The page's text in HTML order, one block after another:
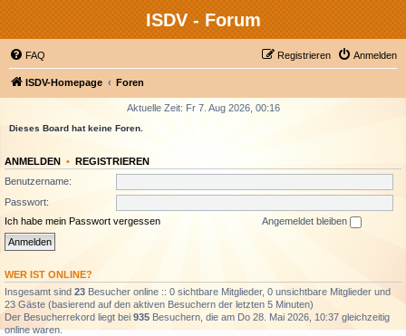
ISDV - Forum
FAQ Anmelden
Registrieren
ISDV-Homepage Foren
Aktuelle Zeit: Fr 7. Aug 2026, 00:16
Dieses Board hat keine Foren.
ANMELDEN • REGISTRIEREN
Benutzername:
Passwort:
Ich habe mein Passwort vergessen
Angemeldet bleiben
WER IST ONLINE?
Insgesamt sind 23 Besucher online :: 0 sichtbare Mitglieder, 0 unsichtbare Mitglieder und
23 Gäste (basierend auf den aktiven Besuchern der letzten 5 Minuten)
Der Besucherrekord liegt bei 935 Besuchern, die am Do 28. Mai 2026, 10:37 gleichzeitig
online waren.